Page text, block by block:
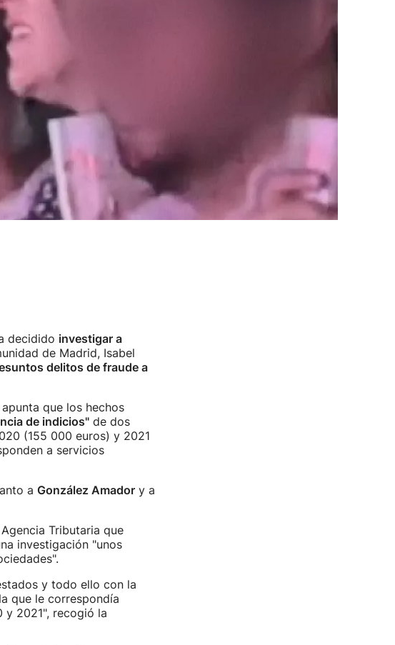
decidido investigar a
de Madrid, Isabel
delitos de fraude a
que los hechos
de indicios"de dos
(155 000 euros) y 2021
a servicios
a González Amadory a
Tributaria que
investigación "unos
y todo ello con la
que le correspondía
y 2021", recogió la